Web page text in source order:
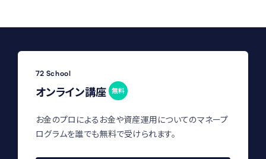
72 School
オンライン講座 無料
お金のプロによるお金や資産運用についてのマネープ
ログラムを誰でも無料で受けられます。